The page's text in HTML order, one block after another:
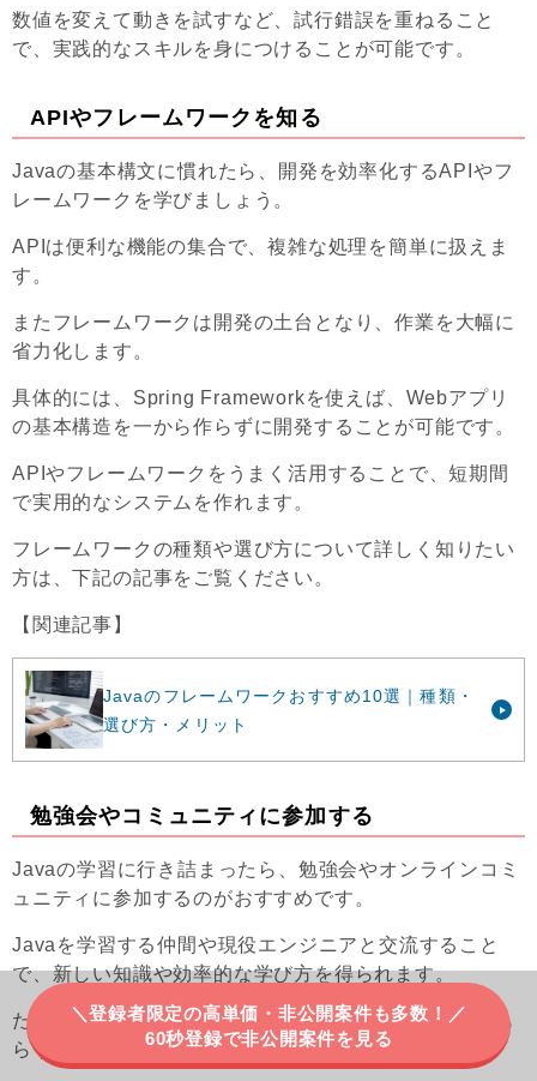
数値を変えて動きを試すなど、試行錯誤を重ねること
で、実践的なスキルを身につけることが可能です。
APIやフレームワークを知る
Javaの基本構文に慣れたら、開発を効率化するAPIやフ
レームワークを学びましょう。
APIは便利な機能の集合で、複雑な処理を簡単に扱えま
す。
またフレームワークは開発の土台となり、作業を大幅に
省力化します。
具体的には、Spring Frameworkを使えば、Webアプリ
の基本構造を一から作らずに開発することが可能です。
APIやフレームワークをうまく活用することで、短期間
で実用的なシステムを作れます。
フレームワークの種類や選び方について詳しく知りたい
方は、下記の記事をご覧ください。
【関連記事】
Javaのフレームワークおすすめ10選｜種類・
選び方・メリット
勉強会やコミュニティに参加する
Javaの学習に行き詰まったら、勉強会やオンラインコミ
ュニティに参加するのがおすすめです。
Javaを学習する仲間や現役エンジニアと交流すること
で、新しい知識や効率的な学び方を得られます。
たとえば、自分のコードを見てもらい改善点を教えても
らうことで、理解が一気に深まります。
＼登録者限定の高単価・非公開案件も多数！／
60秒登録で非公開案件を見る